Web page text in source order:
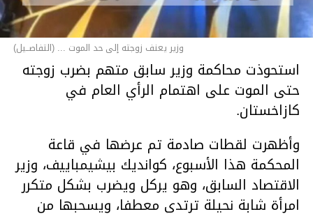
وزير يعنف زوجته إلى حد الموت ... (التفاصــيل)
استحوذت محاكمة وزير سابق متهم بضرب زوجته
حتى الموت على اهتمام الرأي العام في
كازاخستان.
وأظهرت لقطات صادمة تم عرضها في قاعة
المحكمة هذا الأسبوع، كوانديك بيشيمباييف، وزير
الاقتصاد السابق، وهو يركل ويضرب بشكل متكرر
امرأة شابة نحيلة ترتدي معطفا، ويسحبها من